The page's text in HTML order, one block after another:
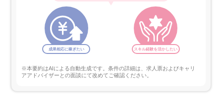
成果相応に稼ぎたい スキル経験を活かしたい
※本要約はAIによる自動生成です。条件の詳細は、求人票およびキャリ
アアドバイザーとの面談にて改めてご確認ください。